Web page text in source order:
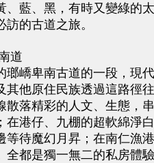
、藍、黑，有時又變綠的
的古道之旅。
道
嶠卑南古道的一段，現
其他原住民族透過這路徑
落精彩的人文、生態，
在港仔、九棚的超軟綿淨
等待魔幻月昇；在南仁漁
都是獨一無二的私房體驗